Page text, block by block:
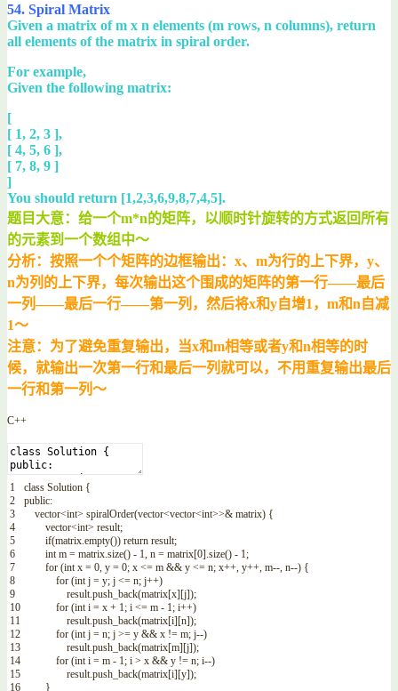
54. Spiral Matrix
Given a matrix of m x n elements (m rows, n columns), return
all elements of the matrix in spiral order.
For example,
Given the following matrix:
[
[ 1, 2, 3 ],
[ 4, 5, 6 ],
[ 7, 8, 9 ]
]
You should return [1,2,3,6,9,8,7,4,5].
题目大意：给一个m*n的矩阵，以顺时针旋转的方式返回所有
的元素到一个数组中～
分析：按照一个个矩阵的边框输出：x、m为行的上下界，y、
n为列的上下界，每次输出这个围成的矩阵的第一行——最后
一列——最后一行——第一列，然后将x和y自增1，m和n自减
1～
注意：为了避免重复输出，当x和m相等或者y和n相等的时
候，就输出一次第一行和最后一列就可以，不用重复输出最后
一行和第一列～
C++
1
2
3
4
5
6
7
8
9
10
11
12
13
14
15
16
class Solution {
public:
vector<int> spiralOrder(vector<vector<int>>& matrix) {
vector<int> result;
if(matrix.empty()) return result;
int m = matrix.size() - 1, n = matrix[0].size() - 1;
for (int x = 0, y = 0; x <= m && y <= n; x++, y++, m--, n--) {
for (int j = y; j <= n; j++)
result.push_back(matrix[x][j]);
for (int i = x + 1; i <= m - 1; i++)
result.push_back(matrix[i][n]);
for (int j = n; j >= y && x != m; j--)
result.push_back(matrix[m][j]);
for (int i = m - 1; i > x && y != n; i--)
result.push_back(matrix[i][y]);
}